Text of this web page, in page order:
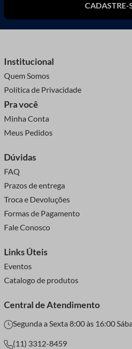
CADASTRE-
Institucional
Quem Somos
Política de Privacidade
Pra você
Minha Conta
Meus Pedidos
Dúvidas
FAQ
Prazos de entrega
Troca e Devoluções
Formas de Pagamento
Fale Conosco
Links Úteis
Eventos
Catalogo de produtos
Central de Atendimento
Segunda a Sexta 8:00 às 16:00
(11) 3312-8459